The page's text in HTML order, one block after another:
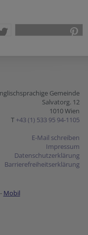
Gemeinde
Salvatorg. 12
1010 Wien
T +43 (1) 533 95 94-1105
E-Mail schreiben
Impressum
Datenschutzerklärung
Barrierefreiheitserklärung
- Mobil